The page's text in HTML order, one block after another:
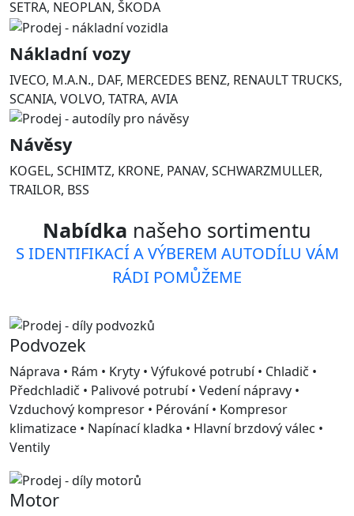
SETRA, NEOPLAN, ŠKODA
Nákladní vozy
IVECO, M.A.N., DAF, MERCEDES BENZ, RENAULT TRUCKS,
SCANIA, VOLVO, TATRA, AVIA
Návěsy
KOGEL, SCHIMTZ, KRONE, PANAV, SCHWARZMULLER,
TRAILOR, BSS
Nabídka našeho sortimentu
S IDENTIFIKACÍ A VÝBEREM AUTODÍLU VÁM
RÁDI POMŮŽEME
Podvozek
Náprava • Rám • Kryty • Výfukové potrubí • Chladič •
Předchladič • Palivové potrubí • Vedení nápravy •
Vzduchový kompresor • Pérování • Kompresor
klimatizace • Napínací kladka • Hlavní brzdový válec •
Ventily
Motor